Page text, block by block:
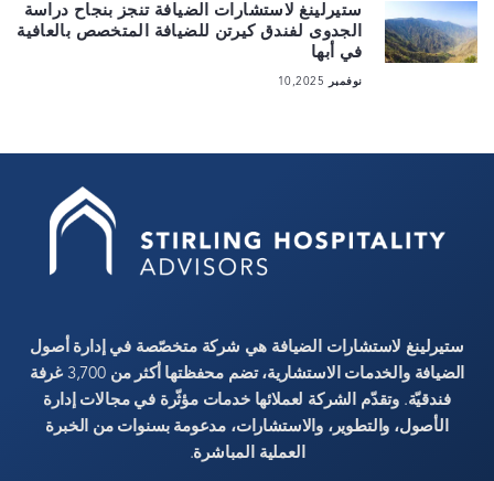
ستيرلينغ لاستشارات الضيافة تنجز بنجاح دراسة
الجدوى لفندق كيرتن للضيافة المتخصص بالعافية
في أبها
نوفمبر 10,2025
ستيرلينغ لاستشارات الضيافة هي شركة متخصّصة في إدارة أصول
الضيافة والخدمات الاستشارية، تضم محفظتها أكثر من 3,700 غرفة
فندقيّة. وتقدّم الشركة لعملائها خدمات مؤثّرة في مجالات إدارة
الأصول، والتطوير، والاستشارات، مدعومة بسنوات من الخبرة
العملية المباشرة.